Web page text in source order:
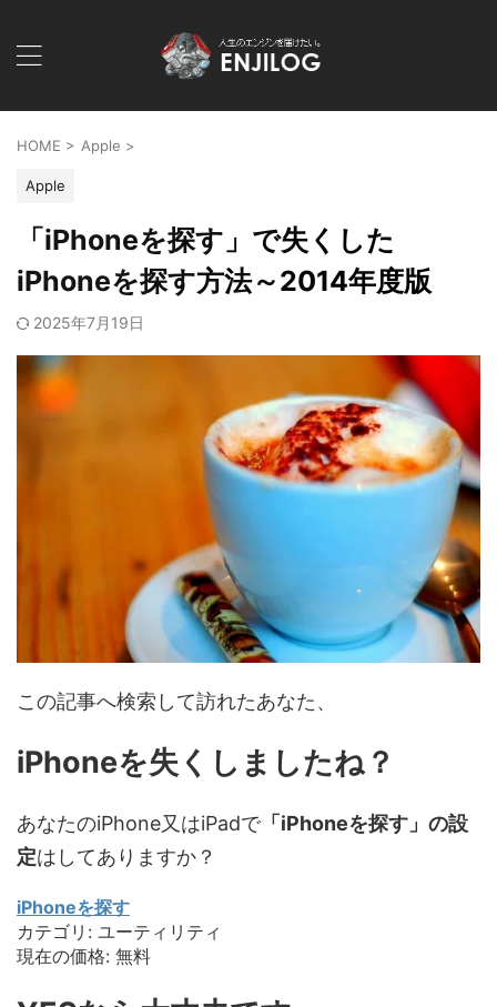
HOME > Apple >
Apple
「iPhoneを探す」で失くした
iPhoneを探す方法～2014年度版
2025年7月19日
この記事へ検索して訪れたあなた、
iPhoneを失くしましたね？
あなたのiPhone又はiPadで「iPhoneを探す」の設
定はしてありますか？
iPhoneを探す
カテゴリ: ユーティリティ
現在の価格: 無料